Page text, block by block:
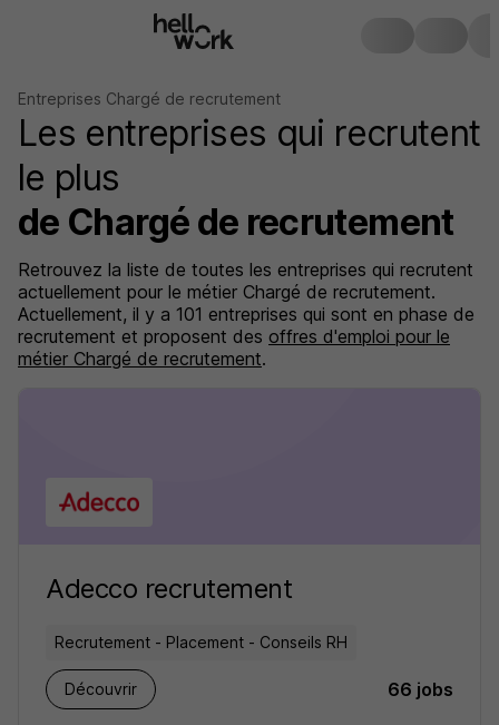
Entreprises Chargé de recrutement
Les entreprises qui recrutent
le plus
de Chargé de recrutement
Retrouvez la liste de toutes les entreprises qui recrutent
actuellement pour le métier Chargé de recrutement.
Actuellement, il y a 101 entreprises qui sont en phase de
recrutement et proposent des offres d'emploi pour le
métier Chargé de recrutement.
Adecco recrutement
Recrutement - Placement - Conseils RH
Découvrir 66 jobs